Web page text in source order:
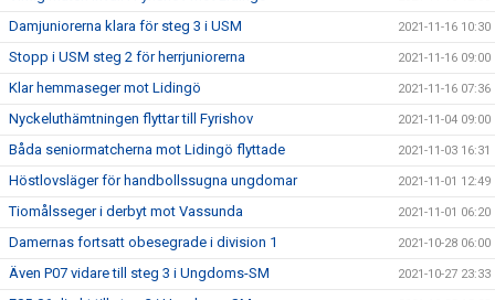
Damjuniorerna klara för steg 3 i USM 2021-11-16 10:30
Stopp i USM steg 2 för herrjuniorerna 2021-11-16 09:00
Klar hemmaseger mot Lidingö 2021-11-16 07:36
Nyckeluthämtningen flyttar till Fyrishov 2021-11-04 09:00
Båda seniormatcherna mot Lidingö flyttade 2021-11-03 16:31
Höstlovsläger för handbollssugna ungdomar 2021-11-01 12:49
Tiomålsseger i derbyt mot Vassunda 2021-11-01 06:20
Damernas fortsatt obesegrade i division 1 2021-10-28 06:00
Även P07 vidare till steg 3 i Ungdoms-SM 2021-10-27 23:33